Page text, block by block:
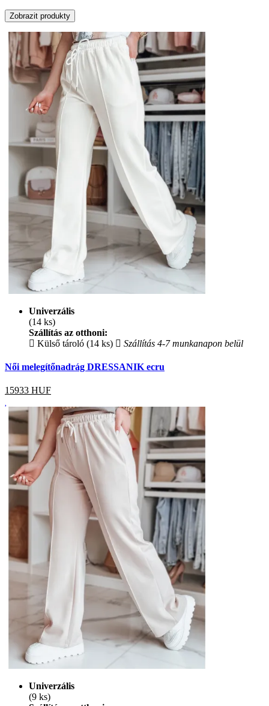
Zobrazit produkty
Univerzális
(14 ks)
Szállítás az otthoni:
Külső tároló (14 ks)
Szállítás 4-7 munkanapon belül
Női melegítőnadrág DRESSANIK ecru
15933 HUF
Univerzális
(9 ks)